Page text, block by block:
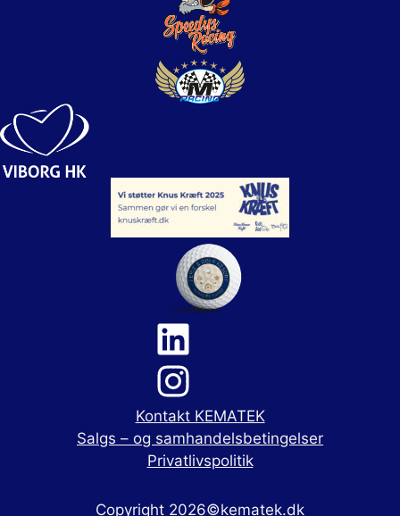
Kontakt KEMATEK
Salgs – og samhandelsbetingelser
Privatlivspolitik
Copyright 2026©kematek.dk